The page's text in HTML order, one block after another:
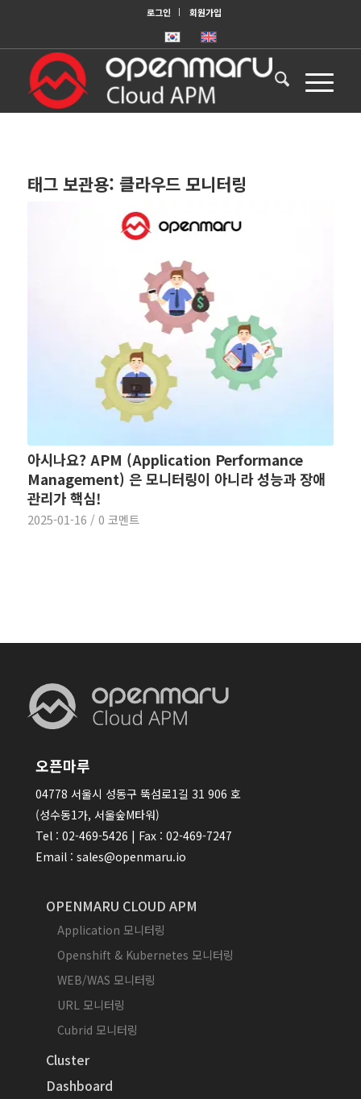
로그인 회원가입
태그 보관용: 클라우드 모니터링
아시나요? APM (Application Performance
Management) 은 모니터링이 아니라 성능과 장애
관리가 핵심!
2025-01-16 / 0 코멘트
오픈마루
04778 서울시 성동구 뚝섬로1길 31 906 호
(성수동1가, 서울숲M타워)
Tel : 02-469-5426 | Fax : 02-469-7247
Email : sales@openmaru.io
OPENMARU CLOUD APM
Application 모니터링
Openshift & Kubernetes 모니터링
WEB/WAS 모니터링
URL 모니터링
Cubrid 모니터링
Cluster
Dashboard